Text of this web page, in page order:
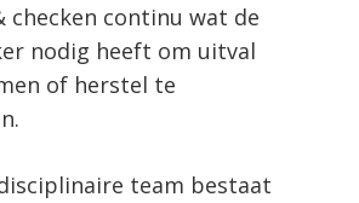
checken continu wat de
nodig heeft om uitval
of herstel te
team bestaat